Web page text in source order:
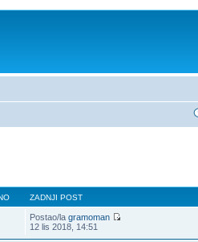
ZADNJI POST
Postao/lagramoman
12 lis 2018, 14:51